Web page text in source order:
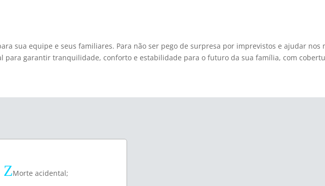
sua equipe e seus familiares. Para não ser pego de surpresa por imprevistos e ajudar
para garantir tranquilidade, conforto e estabilidade para o futuro da sua família, com
ZMorte acidental;